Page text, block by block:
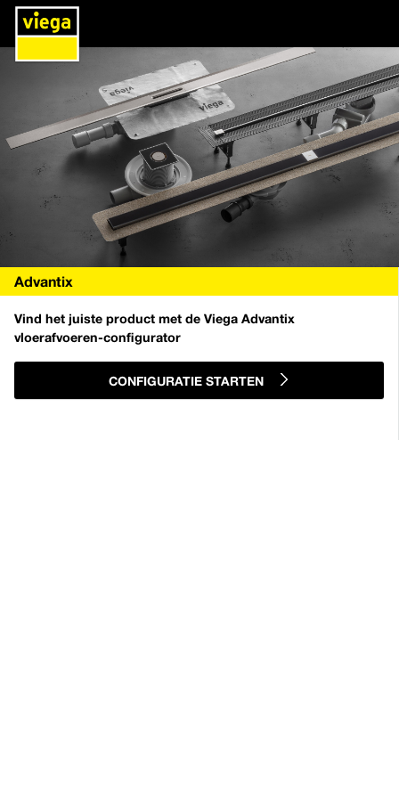
Advantix
Vind het juiste product met de Viega Advantix
vloerafvoeren-configurator
CONFIGURATIE STARTEN